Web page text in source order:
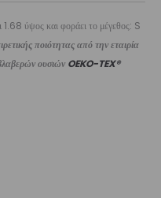
1.68 ύψος και φοράει το μέγεθος: S
ποιότητας από την εταιρία
ουσιών OEKO-TEX®